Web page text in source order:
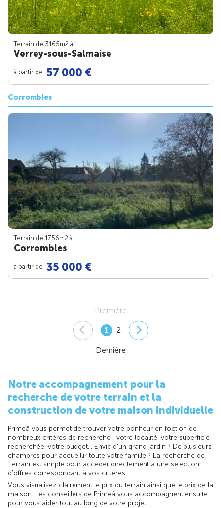
Terrain de 3165m2 à
Verrey-sous-Salmaise
à partir de 57 000 €
Corrombles
Terrain de 1756m2 à
Corrombles
à partir de 35 000 €
Première
1 2
Dernière
Notre accompagnement pour la
recherche de votre terrain et la
construction de votre maison individuelle
Primeâ vous permet de trouver votre bonheur en foction de
nombreux critères de recherche : votre localité, votre superficie
recherchée, votre budget... Envie d'un grand jardin ? De plusieurs
chambres pour accueillir toute votre famille ? La recherche de
Terrain est simple pour accéder directement à une sélection
d'offres correspondant à vos critères.
Vous visualisez clairement le prix du terrain ainsi que le prix de la
maison. Les conseillers de Primeâ vous accompagnent ensuite
pour vous aider tout au long de votre projet.